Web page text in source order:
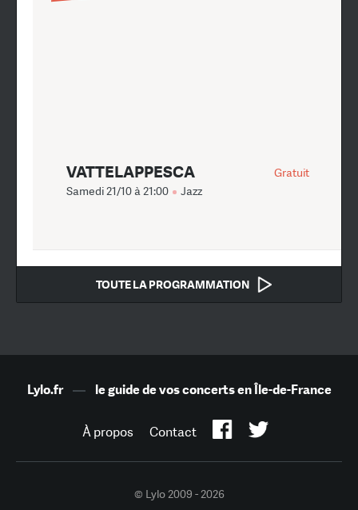
Gratuit
VATTELAPPESCA
Samedi 21/10 à 21:00 Jazz
TOUTE LA PROGRAMMATION
Lylo.fr— le guide de vos concerts en Île-de-France
À propos Contact
© Lylo 2009 - 2026